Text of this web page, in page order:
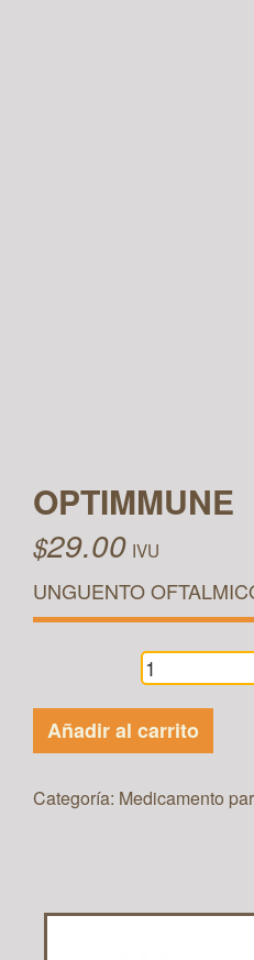
OPTIMMUNE
$29.00 IVU
UNGUENTO
OPTIMMUNE
Añadir al carrito
Categoría: Medicamento